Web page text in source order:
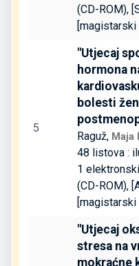
(CD-ROM),
[magistarski
5
"Utjecaj
hormona
bolesti
Raguž, Maja
48 listova :
1
(CD-ROM),
[magistarski
"Utjecaj
stresa na
mokraćne